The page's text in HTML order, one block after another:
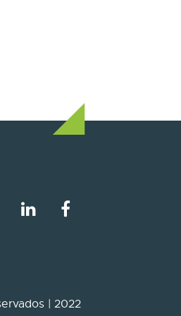
| 2022